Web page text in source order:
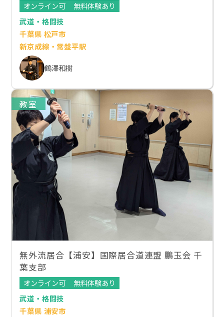
オンライン可
無料体験あり
武道・格闘技
千葉県 松戸市
新京成線・常盤平駅
鶴澤和樹
教室
無外流居合【浦安】国際居合道連盟 鵬玉会 千
葉支部
オンライン可
無料体験あり
武道・格闘技
千葉県 浦安市